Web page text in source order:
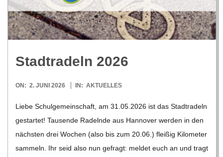
R
E
-
G
O
Stadt­ra­deln 2026
2026-
ON: 2. JUNI 2026 IN: AKTUELLES
Liebe Schul­ge­mein­schaft, am 31.05.2026 ist das Stadt­ra­deln
gestar­tet! Tau­sende Radelnde aus Han­no­ver wer­den in den
nächs­ten drei Wochen (also bis zum 20.06.) flei­ßig Kilo­me­ter
sam­meln. Ihr seid also nun gefragt: mel­det euch an und tragt